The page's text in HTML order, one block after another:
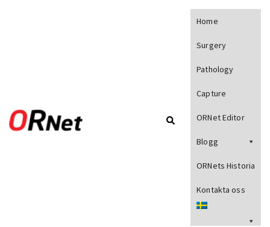
Home
Surgery
Pathology
Capture
ORNet Editor
Blogg
ORNets Historia
Kontakta oss